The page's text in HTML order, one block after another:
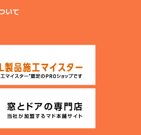
いて